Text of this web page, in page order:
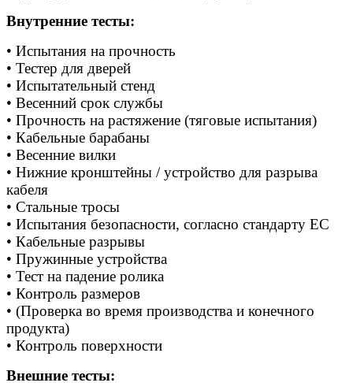
Внутренние тесты:
• Испытания на прочность
• Тестер для дверей
• Испытательный стенд
• Весенний срок службы
• Прочность на растяжение (тяговые испытания)
• Кабельные барабаны
• Весенние вилки
• Нижние кронштейны / устройство для разрыва
кабеля
• Стальные тросы
• Испытания безопасности, согласно стандарту ЕС
• Кабельные разрывы
• Пружинные устройства
• Тест на падение ролика
• Контроль размеров
• (Проверка во время производства и конечного
продукта)
• Контроль поверхности
Внешние тесты: